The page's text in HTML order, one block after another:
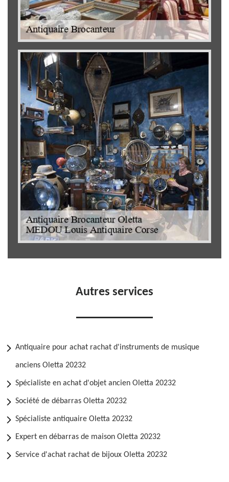
Autres services
Antiquaire pour achat rachat d'instruments de musique
anciens Oletta 20232
Spécialiste en achat d'objet ancien Oletta 20232
Société de débarras Oletta 20232
Spécialiste antiquaire Oletta 20232
Expert en débarras de maison Oletta 20232
Service d'achat rachat de bijoux Oletta 20232